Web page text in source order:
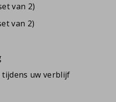
van 2)
van 2)
tijdens uw verblijf